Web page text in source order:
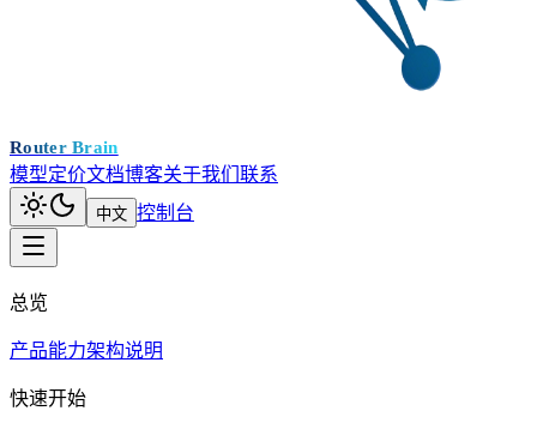
Router Brain
模型定价文档博客关于我们 联系
中文 控制台
总览
产品能力架构说明
快速开始